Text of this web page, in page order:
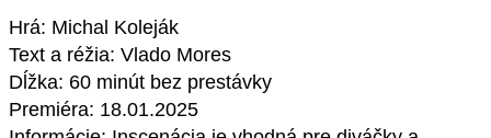
Hrá: Michal Koleják
Text a réžia: Vlado Mores
Dĺžka: 60 minút bez prestávky
Premiéra: 18.01.2025